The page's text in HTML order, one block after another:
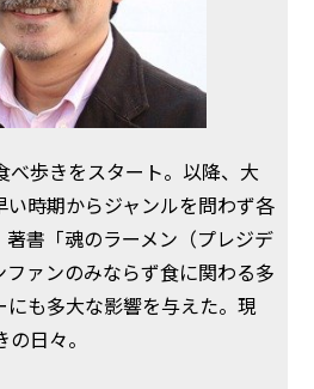
歩きをスタート。以降、大
時期からジャンルを問わず各
著書「魂のラーメン（プレジデ
ファンのみならず食に関わる多
にも多大な影響を与えた。現
日々。